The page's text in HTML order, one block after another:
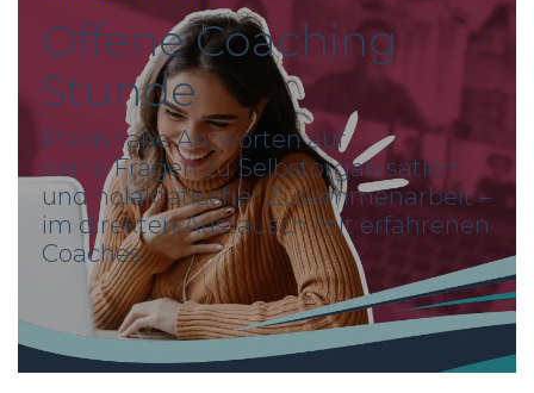
Offene Coaching
Stunde
Praxisnahe Antworten auf
deine Fragen zu Selbstorganisation
und holakratischer Zusammenarbeit –
im direkten Austausch mit erfahrenen
Coaches